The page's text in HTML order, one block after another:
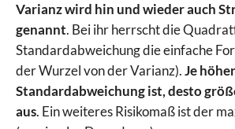
Varianz wird hin und wieder auch
genannt. Bei ihr herrscht die
Standardabweichung die einfache
der Wurzel von der Varianz).Je
Standardabweichung ist, desto
aus. Ein weiteres Risikomaß ist der